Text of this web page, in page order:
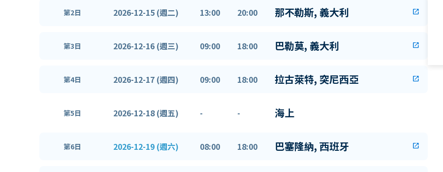
第2日 2026-12-15 (週二) 13:00 20:00 那不勒斯, 義大利 open_in_new
第3日 2026-12-16 (週三) 09:00 18:00 巴勒莫, 義大利 open_in_new
第4日 2026-12-17 (週四) 09:00 18:00 拉古萊特, 突尼西亞 open_in_new
第5日 2026-12-18 (週五) - - 海上
第6日 2026-12-19 (週六) 08:00 18:00 巴塞隆納, 西班牙 open_in_new